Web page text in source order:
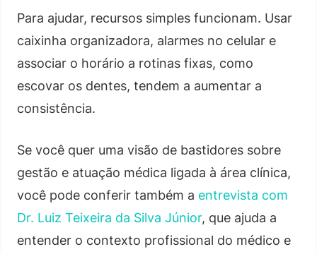
Para ajudar, recursos simples funcionam. Usar
caixinha organizadora, alarmes no celular e
associar o horário a rotinas fixas, como
escovar os dentes, tendem a aumentar a
consistência.
Se você quer uma visão de bastidores sobre
gestão e atuação médica ligada à área clínica,
você pode conferir também a entrevista com
Dr. Luiz Teixeira da Silva Júnior, que ajuda a
entender o contexto profissional do médico e